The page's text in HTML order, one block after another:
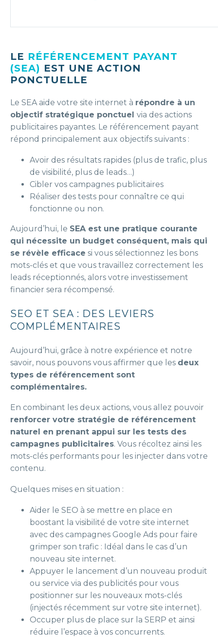
LE RÉFÉRENCEMENT PAYANT
(SEA) EST UNE ACTION
PONCTUELLE
Le SEA aide votre site internet à répondre à un
objectif stratégique ponctuel via des actions
publicitaires payantes. Le référencement payant
répond principalement aux objectifs suivants :
Avoir des résultats rapides (plus de trafic, plus
de visibilité, plus de leads…)
Cibler vos campagnes publicitaires
Réaliser des tests pour connaître ce qui
fonctionne ou non.
Aujourd’hui, le SEA est une pratique courante
qui nécessite un budget conséquent, mais qui
se révèle efficace si vous sélectionnez les bons
mots-clés et que vous travaillez correctement les
leads réceptionnés, alors votre investissement
financier sera récompensé.
SEO ET SEA : DES LEVIERS
COMPLÉMENTAIRES
Aujourd’hui, grâce à notre expérience et notre
savoir, nous pouvons vous affirmer que les deux
types de référencement sont
complémentaires.
En combinant les deux actions, vous allez pouvoir
renforcer votre stratégie de référencement
naturel en prenant appui sur les tests des
campagnes publicitaires. Vous récoltez ainsi les
mots-clés performants pour les injecter dans votre
contenu.
Quelques mises en situation :
Aider le SEO à se mettre en place en
boostant la visibilité de votre site internet
avec des campagnes Google Ads pour faire
grimper son trafic : Idéal dans le cas d’un
nouveau site internet.
Appuyer le lancement d’un nouveau produit
ou service via des publicités pour vous
positionner sur les nouveaux mots-clés
(injectés récemment sur votre site internet).
Occuper plus de place sur la SERP et ainsi
réduire l’espace à vos concurrents.